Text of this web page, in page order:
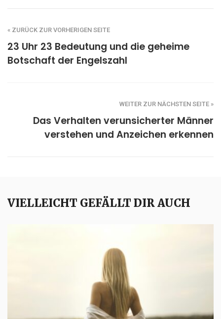
« ZURÜCK ZUR VORHERIGEN SEITE
23 Uhr 23 Bedeutung und die geheime
Botschaft der Engelszahl
WEITER ZUR NÄCHSTEN SEITE »
Das Verhalten verunsicherter Männer
verstehen und Anzeichen erkennen
VIELLEICHT GEFÄLLT DIR AUCH